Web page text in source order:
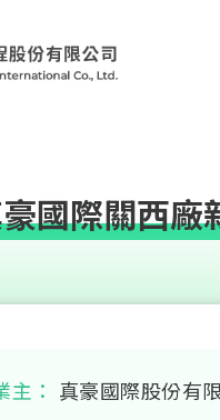
國際關西廠
主： 真豪國際股份有